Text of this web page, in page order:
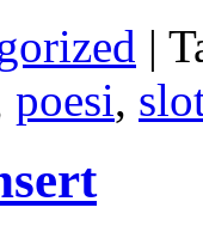
|
poesi,